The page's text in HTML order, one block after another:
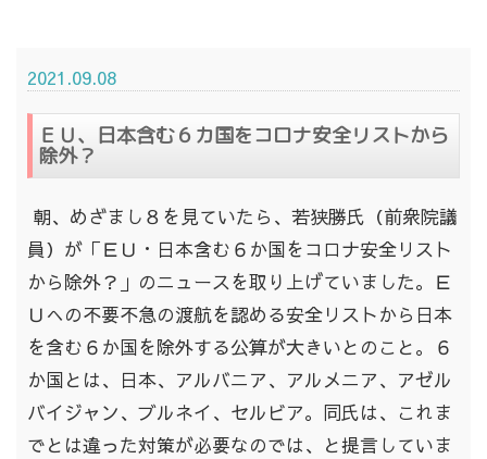
2021.09.08
ＥＵ、日本含む６カ国をコロナ安全リストから
除外？
朝、めざまし８を見ていたら、若狭勝氏（前衆院議
員）が「ＥＵ・日本含む６か国をコロナ安全リスト
から除外？」のニュースを取り上げていました。Ｅ
Ｕへの不要不急の渡航を認める安全リストから日本
を含む６か国を除外する公算が大きいとのこと。６
か国とは、日本、アルバニア、アルメニア、アゼル
バイジャン、ブルネイ、セルビア。同氏は、これま
でとは違った対策が必要なのでは、と提言していま